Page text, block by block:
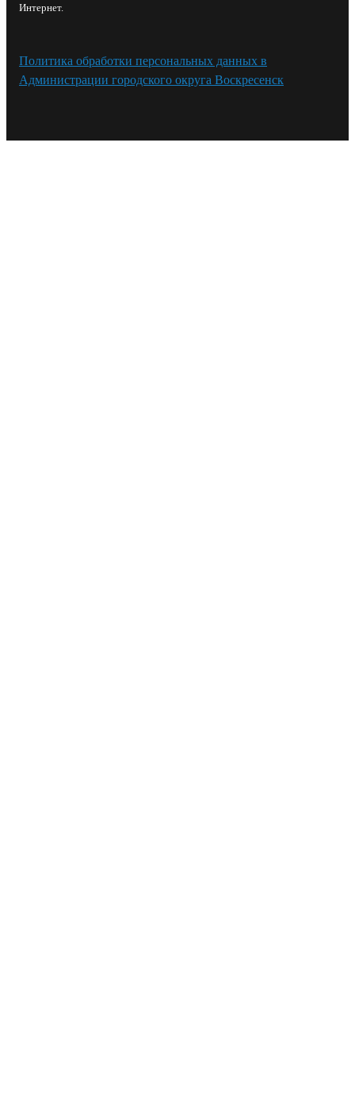
Интернет.
Политика обработки персональных данных в
Администрации городского округа Воскресенск